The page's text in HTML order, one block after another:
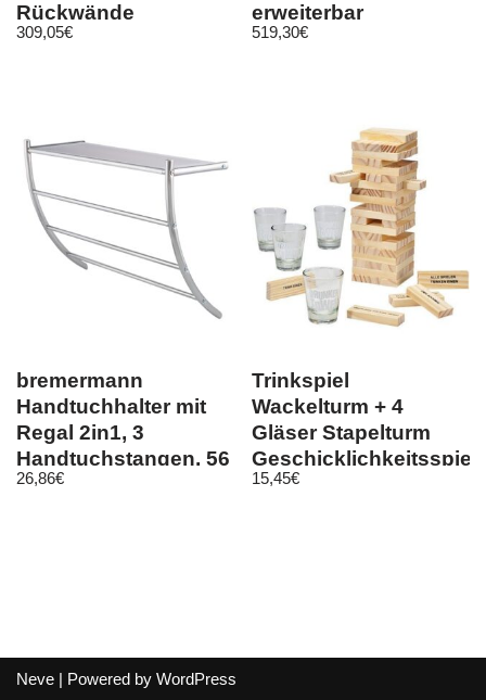
Rückwände
309,05€
erweiterbar
ausziehbar
519,30€
bremermann
Handtuchhalter mit
Regal 2in1, 3
Handtuchstangen, 56
x 43,5 cm, verchromt
26,86€
Trinkspiel
Wackelturm + 4
Gläser Stapelturm
Geschicklichkeitsspiel
Partyspiel
15,45€
Neve | Powered by WordPress